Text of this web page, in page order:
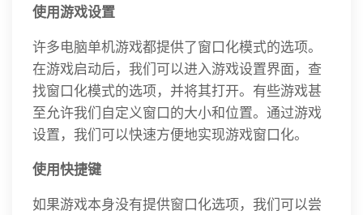
使用游戏设置
许多电脑单机游戏都提供了窗口化模式的选项。
在游戏启动后，我们可以进入游戏设置界面，查
找窗口化模式的选项，并将其打开。有些游戏甚
至允许我们自定义窗口的大小和位置。通过游戏
设置，我们可以快速方便地实现游戏窗口化。
使用快捷键
如果游戏本身没有提供窗口化选项，我们可以尝